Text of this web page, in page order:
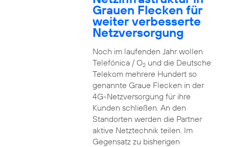
Grauen Flecken für
weiter verbesserte
Netzversorgung
Noch im laufenden Jahr wollen
Telefónica / O2und die Deutsche
Telekom mehrere Hundert so
genannte Graue Flecken in der
4G-Netzversorgung für ihre
Kunden schließen. An den
Standorten werden die Partner
aktive Netztechnik teilen. Im
Gegensatz zu bisherigen